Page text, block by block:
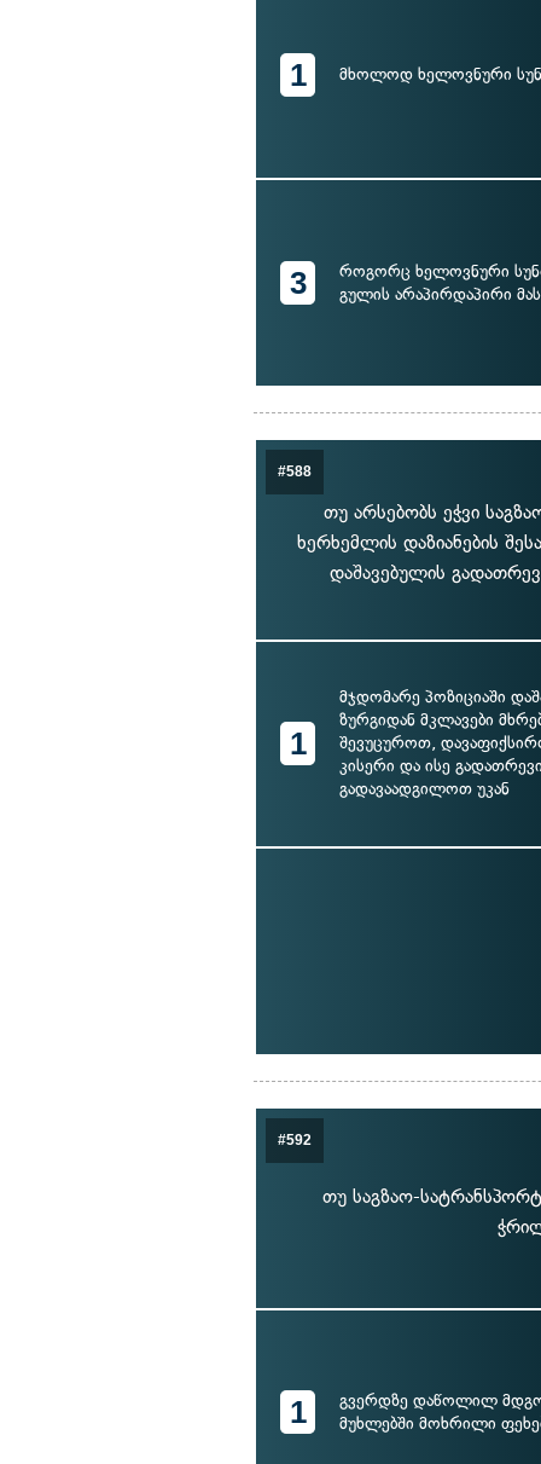
1 მხოლოდ ხელოვნური
3
როგორც ხელოვნური
გულის არაპირდაპირი
#588
თუ არსებობს ეჭვი
ხერხემლის დაზიანების
დაშავებულის
1
მჯდომარე პოზიციაში
ზურგიდან მკლავები
შევუცუროთ,
კისერი და ისე
გადავაადგილოთ უკან
#592
თუ საგზაო-
1
გვერდზე დაწოლილ
მუხლებში მოხრილი